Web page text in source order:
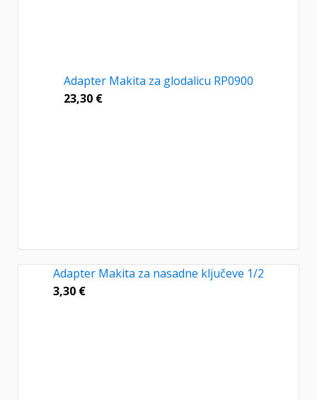
Adapter Makita za glodalicu RP0900
23,30 €
Adapter Makita za nasadne ključeve 1/2
3,30 €